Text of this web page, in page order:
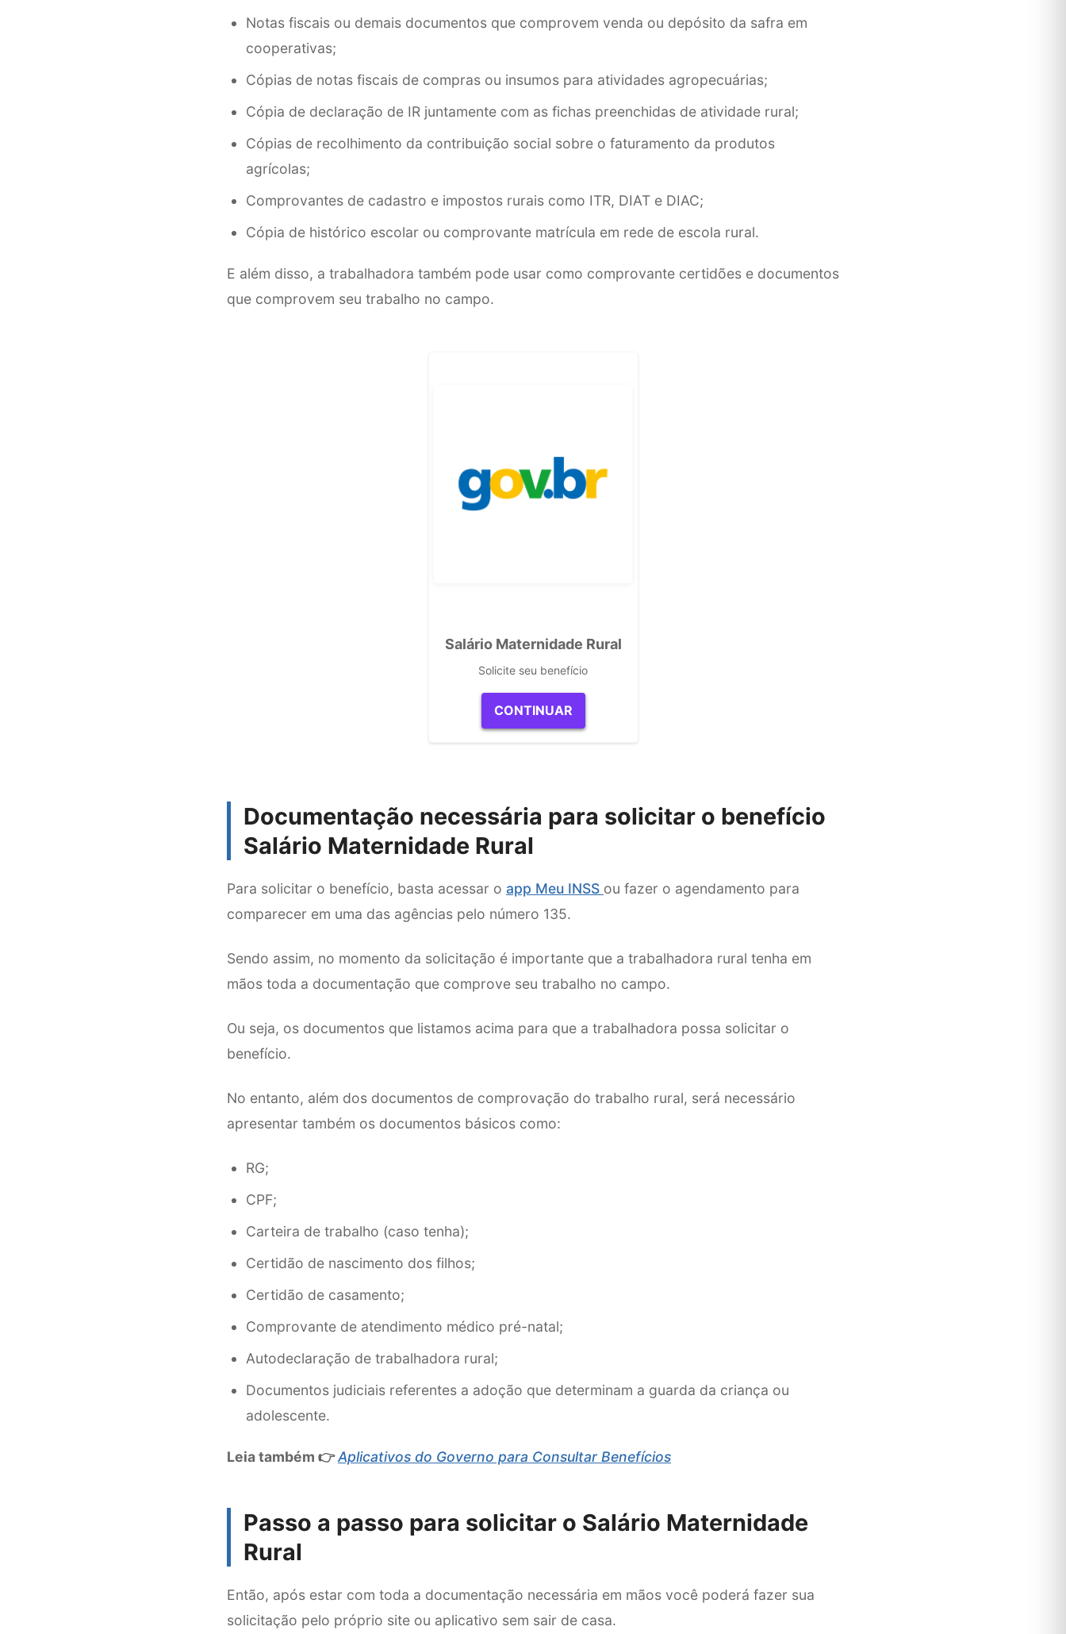
Notas fiscais ou demais documentos que comprovem venda ou depósito da safra em
cooperativas;
Cópias de notas fiscais de compras ou insumos para atividades agropecuárias;
Cópia de declaração de IR juntamente com as fichas preenchidas de atividade rural;
Cópias de recolhimento da contribuição social sobre o faturamento da produtos
agrícolas;
Comprovantes de cadastro e impostos rurais como ITR, DIAT e DIAC;
Cópia de histórico escolar ou comprovante matrícula em rede de escola rural.
E além disso, a trabalhadora também pode usar como comprovante certidões e documentos
que comprovem seu trabalho no campo.
Salário Maternidade Rural
Solicite seu benefício
CONTINUAR
Documentação necessária para solicitar o benefício
Salário Maternidade Rural
Para solicitar o benefício, basta acessar o app Meu INSS ou fazer o agendamento para
comparecer em uma das agências pelo número 135.
Sendo assim, no momento da solicitação é importante que a trabalhadora rural tenha em
mãos toda a documentação que comprove seu trabalho no campo.
Ou seja, os documentos que listamos acima para que a trabalhadora possa solicitar o
benefício.
No entanto, além dos documentos de comprovação do trabalho rural, será necessário
apresentar também os documentos básicos como:
RG;
CPF;
Carteira de trabalho (caso tenha);
Certidão de nascimento dos filhos;
Certidão de casamento;
Comprovante de atendimento médico pré-natal;
Autodeclaração de trabalhadora rural;
Documentos judiciais referentes a adoção que determinam a guarda da criança ou
adolescente.
Leia também 👉Aplicativos do Governo para Consultar Benefícios
Passo a passo para solicitar o Salário Maternidade
Rural
Então, após estar com toda a documentação necessária em mãos você poderá fazer sua
solicitação pelo próprio site ou aplicativo sem sair de casa.